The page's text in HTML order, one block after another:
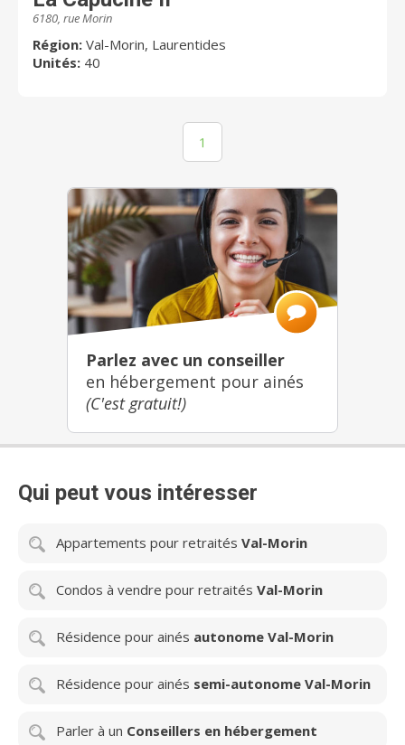
6180, rue Morin
Région: Val-Morin, Laurentides
Unités: 40
1
Parlez avec un conseiller
en hébergement pour ainés
(C'est gratuit!)
Qui peut vous intéresser
Appartements pour retraités Val-Morin
Condos à vendre pour retraités Val-Morin
Résidence pour ainés autonome Val-Morin
Résidence pour ainés semi-autonome Val-Morin
Parler à un Conseillers en hébergement